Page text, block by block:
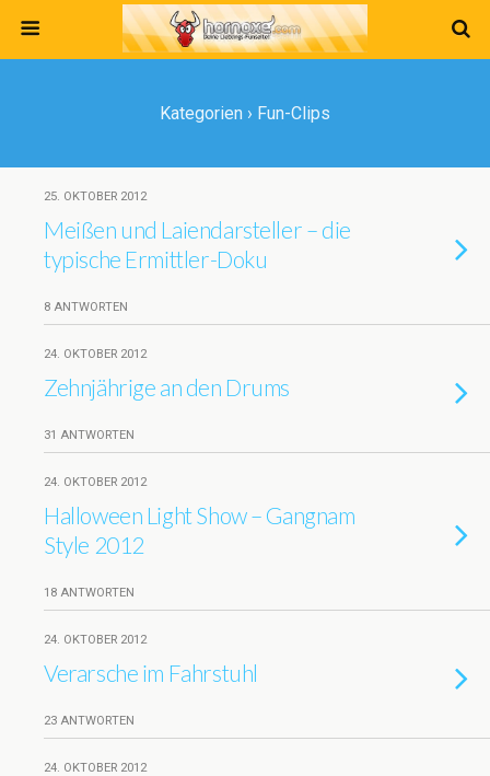
Kategorien › Fun-Clips
25. OKTOBER 2012
Meißen und Laiendarsteller – die
typische Ermittler-Doku
8 ANTWORTEN
24. OKTOBER 2012
Zehnjährige an den Drums
31 ANTWORTEN
24. OKTOBER 2012
Halloween Light Show – Gangnam
Style 2012
18 ANTWORTEN
24. OKTOBER 2012
Verarsche im Fahrstuhl
23 ANTWORTEN
24. OKTOBER 2012